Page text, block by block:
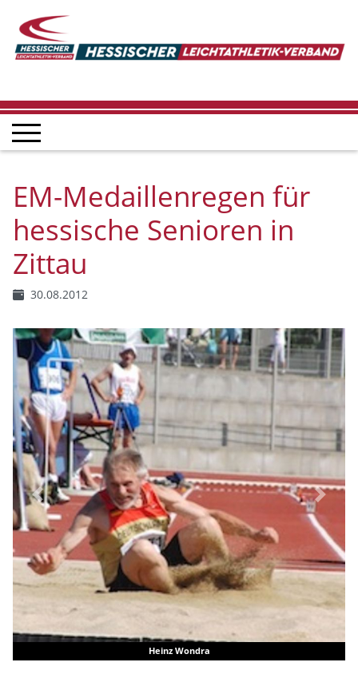
EM-Medaillenregen für
hessische Senioren in
Zittau
30.08.2012
Monika Henning
Previous Next